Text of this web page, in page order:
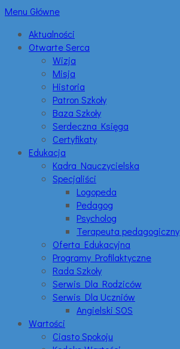
Menu Główne
Aktualności
Otwarte Serca
Wizja
Misja
Historia
Patron Szkoły
Baza Szkoły
Serdeczna Księga
Certyfikaty
Edukacja
Kadra Nauczycielska
Specjaliści
Logopeda
Pedagog
Psycholog
Terapeuta pedagogiczny
Oferta Edukacyjna
Programy Profilaktyczne
Rada Szkoły
Serwis Dla Rodziców
Serwis Dla Uczniów
Angielski SOS
Wartości
Ciasto Spokoju